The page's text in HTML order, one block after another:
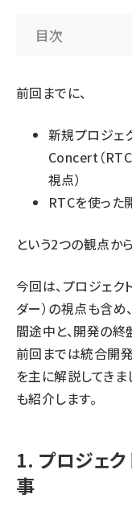
目次
前回 までに、
新規プロジェ
Concert（RTC
視点）
RTCを使った
という2つの観点か
今回は、プロジェク
ダー）の視点も含
間途中と、開発の終
前回までは統合開
を主に解説してき
も紹介します。
1. プロジェク
事